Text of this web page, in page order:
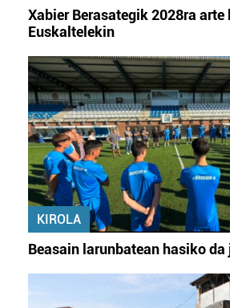
Xabier Berasategik 2028ra arte
Euskaltelekin
KIROLA
Beasain larunbatean hasiko da